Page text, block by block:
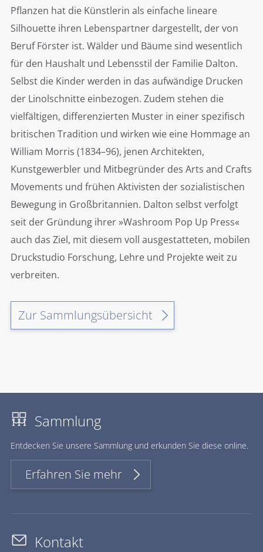
Pflanzen hat die Künstlerin als einfache lineare
Silhouette ihren Lebenspartner dargestellt, der von
Beruf Förster ist. Wälder und Bäume sind wesentlich
für den Haushalt und Lebensstil der Familie Dalton.
Selbst die Kinder werden in das aufwändige Drucken
der Linolschnitte einbezogen. Zudem stehen die
vielfältigen, differenzierten Muster in einer spezifisch
britischen Tradition und wirken wie eine Hommage an
William Morris (1834–96), jenen Architekten,
Kunstgewerbler und Mitbegründer des Arts and Crafts
Movements und frühen Aktivisten der sozialistischen
Bewegung in Großbritannien. Dalton selbst verfolgt
seit der Gründung ihrer »Washroom Pop Up Press«
auch das Ziel, mit diesem voll ausgestatteten, mobilen
Druckstudio Forschung, Lehre und Projekte weit zu
verbreiten.
Zur Sammlungsübersicht
Sammlung
Ent­de­cken Sie un­se­re Samm­lung und er­kun­den Sie die­se on­line.
Erfahren Sie mehr
Kontakt